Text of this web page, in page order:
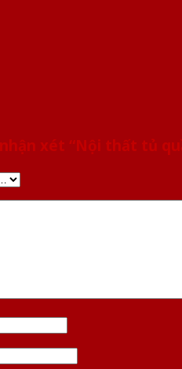
xét “Nội thất tủ